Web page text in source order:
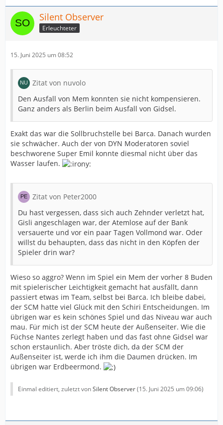
Silent Observer
Erleuchteter
15. Juni 2025 um 08:52
Zitat von nuvolo
Den Ausfall von Mem konnten sie nicht kompensieren.
Ganz anders als Berlin beim Ausfall von Gidsel.
Exakt das war die Sollbruchstelle bei Barca. Danach wurden
sie schwächer. Auch der von DYN Moderatoren soviel
beschworene Super Emil konnte diesmal nicht über das
Wasser laufen.
Zitat von Peter2000
Du hast vergessen, dass sich auch Zehnder verletzt hat,
Gisli angeschlagen war, der Atemlose auf der Bank
versauerte und vor ein paar Tagen Vollmond war. Oder
willst du behaupten, dass das nicht in den Köpfen der
Spieler drin war?
Wieso so aggro? Wenn im Spiel ein Mem der vorher 8 Buden
mit spielerischer Leichtigkeit gemacht hat ausfällt, dann
passiert etwas im Team, selbst bei Barca. Ich bleibe dabei,
der SCM hatte viel Glück mit den Schiri Entscheidungen. Im
übrigen war es kein schönes Spiel und das Niveau war auch
mau. Für mich ist der SCM heute der Außenseiter. Wie die
Füchse Nantes zerlegt haben und das fast ohne Gidsel war
schon erstaunlich. Aber tröste dich, da der SCM der
Außenseiter ist, werde ich ihm die Daumen drücken. Im
übrigen war Erdbeermond.
Einmal editiert, zuletzt vonSilent Observer(15. Juni 2025 um 09:06)